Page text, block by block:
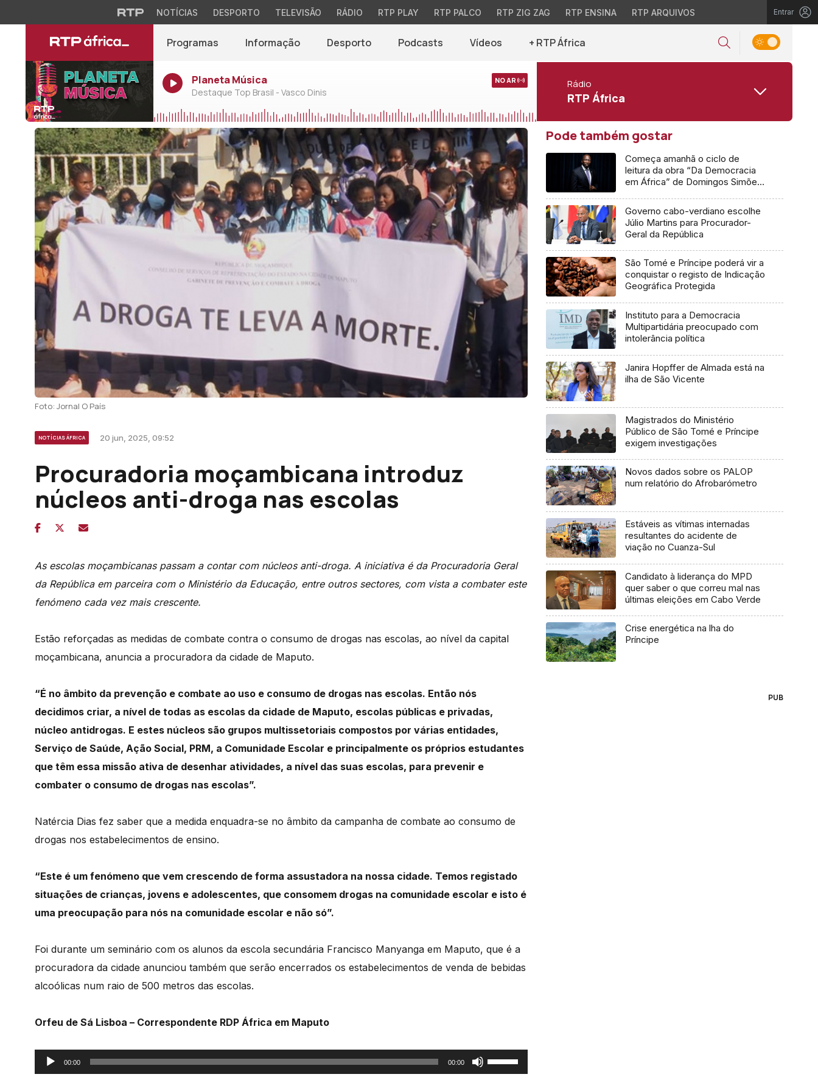
NOTÍCIAS DESPORTO TELEVISÃO RÁDIO RTP PLAY RTP PALCO RTP ZIG ZAG RTP ENSINA RTP ARQUIVOS Entrar
Programas Informação Desporto Podcasts Vídeos + RTP África
Planeta Música
Destaque Top Brasil - Vasco Dinis
NO AR Rádio
RTP África
Foto: Jornal O País
NOTÍCIAS ÁFRICA 20 jun, 2025, 09:52
Procuradoria moçambicana introduz
núcleos anti-droga nas escolas
As escolas moçambicanas passam a contar com núcleos anti-droga. A iniciativa é da Procuradoria Geral
da República em parceira com o Ministério da Educação, entre outros sectores, com vista a combater este
fenómeno cada vez mais crescente.
Estão reforçadas as medidas de combate contra o consumo de drogas nas escolas, ao nível da capital
moçambicana, anuncia a procuradora da cidade de Maputo.
“É no âmbito da prevenção e combate ao uso e consumo de drogas nas escolas. Então nós
decidimos criar, a nível de todas as escolas da cidade de Maputo, escolas públicas e privadas,
núcleo antidrogas. E estes núcleos são grupos multissetoriais compostos por várias entidades,
Serviço de Saúde, Ação Social, PRM, a Comunidade Escolar e principalmente os próprios estudantes
que têm essa missão ativa de desenhar atividades, a nível das suas escolas, para prevenir e
combater o consumo de drogas nas escolas”.
Natércia Dias fez saber que a medida enquadra-se no âmbito da campanha de combate ao consumo de
drogas nos estabelecimentos de ensino.
“Este é um fenómeno que vem crescendo de forma assustadora na nossa cidade. Temos registado
situações de crianças, jovens e adolescentes, que consomem drogas na comunidade escolar e isto é
uma preocupação para nós na comunidade escolar e não só”.
Foi durante um seminário com os alunos da escola secundária Francisco Manyanga em Maputo, que é a
procuradora da cidade anunciou também que serão encerrados os estabelecimentos de venda de bebidas
alcoólicas num raio de 500 metros das escolas.
Orfeu de Sá Lisboa – Correspondente RDP África em Maputo
Reprodutor
de
00:00 00:00
Use
as
Pode também gostar
Começa amanhã o ciclo de
leitura da obra “Da Democracia
em África” de Domingos Simões
Governo cabo-verdiano escolhe
Júlio Martins para Procurador-
Geral da República
São Tomé e Príncipe poderá vir a
conquistar o registo de Indicação
Geográfica Protegida
Instituto para a Democracia
Multipartidária preocupado com
intolerância política
Janira Hopffer de Almada está na
ilha de São Vicente
Magistrados do Ministério
Público de São Tomé e Príncipe
exigem investigações
Novos dados sobre os PALOP
num relatório do Afrobarómetro
Estáveis as vítimas internadas
resultantes do acidente de
viação no Cuanza-Sul
Candidato à liderança do MPD
quer saber o que correu mal nas
últimas eleições em Cabo Verde
Crise energética na lha do
Príncipe
PUB